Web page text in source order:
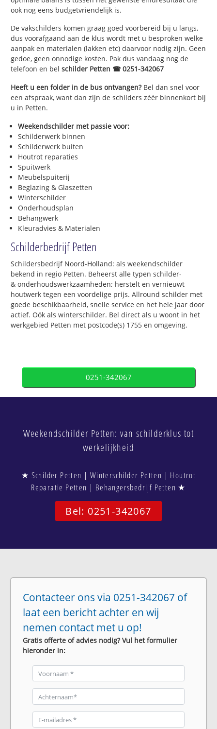
ook nog eens budgetvriendelijk is.
De vakschilders komen graag goed voorbereid bij u langs,
dus voorafgaand aan de klus wordt met u besproken welke
aanpak en materialen (lakken etc) daarvoor nodig zijn. Geen
gedoe, geen onnodige kosten. Pak dus vandaag nog de
telefoon en belschilder Petten ☎ 0251-342067
Heeft u een folder in de bus ontvangen?Bel dan snel voor
een afspraak, want dan zijn de schilders zéér binnenkort bij
u in Petten.
Weekendschilder met passie voor:
Schilderwerk binnen
Schilderwerk buiten
Houtrot reparaties
Spuitwerk
Meubelspuiterij
Beglazing & Glaszetten
Winterschilder
Onderhoudsplan
Behangwerk
Kleuradvies & Materialen
Schilderbedrijf Petten
Schildersbedrijf Noord-Holland: als weekendschilder
bekend in regio Petten. Beheerst alle typen schilder-
& onderhoudswerkzaamheden; herstelt en vernieuwt
houtwerk tegen een voordelige prijs. Allround schilder met
goede beschikbaarheid, snelle service en het hele jaar door
actief. Oók als winterschilder. Bel direct als u woont in het
werkgebied Petten met postcode(s) 1755 en omgeving.
0251-342067
Weekendschilder Petten: van schilderklus tot
werkelijkheid
★ Schilder Petten | Winterschilder Petten | Houtrot
Reparatie Petten | Behangersbedrijf Petten ★
Bel: 0251-342067
Contacteer ons via 0251-342067 of
laat een bericht achter en wij
nemen contact met u op!
Gratis offerte of advies nodig? Vul het formulier
hieronder in: